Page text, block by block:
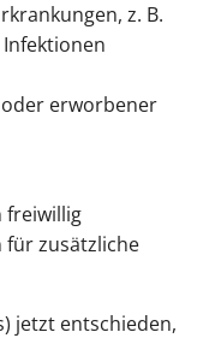
z. B.
erworbener
freiwillig
für zusätzliche
jetzt entschieden,